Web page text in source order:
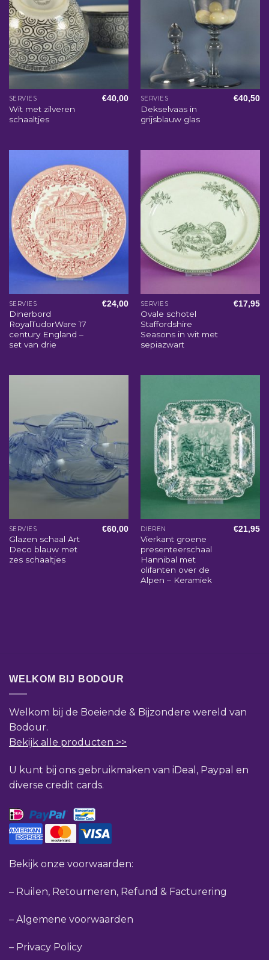
SERVIES
Wit met zilveren
schaaltjes
€40,00 SERVIES
Dekselvaas in
grijsblauw glas
€40,50
SERVIES
Dinerbord
RoyalTudorWare 17
century England –
set van drie
€24,00 SERVIES
Ovale schotel
Staffordshire
Seasons in wit met
sepiazwart
€17,95
SERVIES
Glazen schaal Art
Deco blauw met
zes schaaltjes
€60,00 DIEREN
Vierkant groene
presenteerschaal
Hannibal met
olifanten over de
Alpen – Keramiek
€21,95
WELKOM BIJ BODOUR
Welkom bij de Boeiende & Bijzondere wereld van
Bodour.
Bekijk alle producten >>
U kunt bij ons gebruikmaken van iDeal, Paypal en
diverse credit cards.
Bekijk onze voorwaarden:
– Ruilen, Retourneren, Refund & Facturering
– Algemene voorwaarden
– Privacy Policy